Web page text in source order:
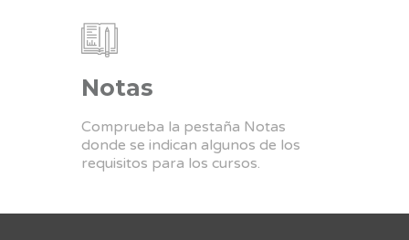
Notas
Comprueba la pestaña Notas
donde se indican algunos de los
requisitos para los cursos.